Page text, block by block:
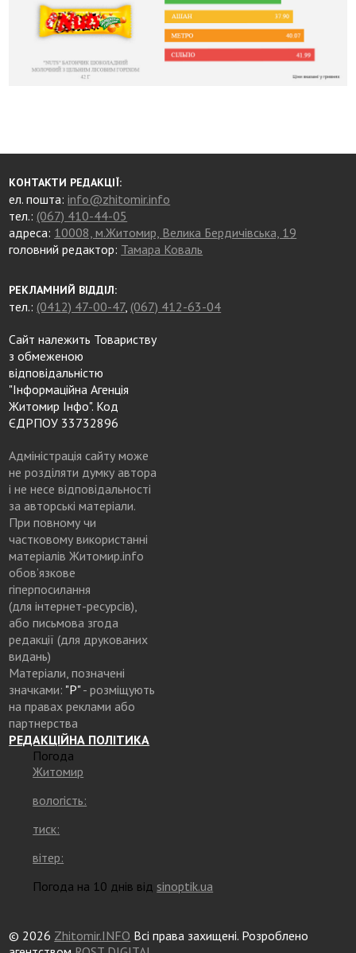
КОНТАКТИ РЕДАКЦІЇ:
ел. пошта:info@zhitomir.info
тел.: (067) 410-44-05
адреса: 10008, м.Житомир, Велика Бердичівська, 19
головний редактор: Тамара Коваль
РЕКЛАМНИЙ ВІДДІЛ:
тел.: (0412) 47-00-47, (067) 412-63-04
Сайт належить Товариству
з обмеженою
відповідальністю
"Інформаційна Агенція
Житомир Інфо". Код
ЄДРПОУ 33732896
Адміністрація сайту може
не розділяти думку автора
і не несе відповідальності
за авторські матеріали.
При повному чи
частковому використанні
матеріалів Житомир.info
обов’язкове
гіперпосилання
(для інтернет-ресурсів),
або письмова згода
редакції (для друкованих
видань)
Матеріали, позначені
значками: "Р"- розміщують
на правах реклами або
партнерства
РЕДАКЦІЙНА ПОЛІТИКА
Погода
Житомир
вологість:
тиск:
вітер:
Погода на 10 днів відsinoptik.ua
© 2026 Zhitomir.INFO Всі права захищені. Розроблено